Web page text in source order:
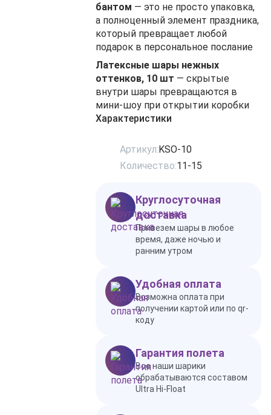
бантом — это не просто упаковка,
а полноценный элемент праздника,
который превращает любой
подарок в персональное послание
Латексные шары нежных
оттенков, 10 шт — скрытые
внутри шары превращаются в
мини‑шоу при открытии коробки
Характеристики
Артикул:KSO-10
Количество:11-15
Круглосуточная
доставка
Привезем шары в любое
время, даже ночью и
ранним утром
Удобная оплата
Возможна оплата при
получении картой или по qr-
коду
Гарантия полета
Все наши шарики
обрабатываются составом
Ultra Hi-Float